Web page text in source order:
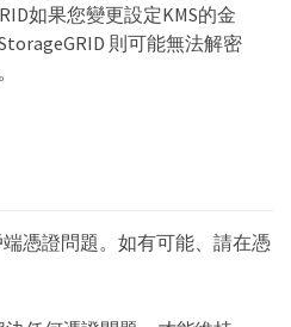
如果您變更設定KMS的金
則可能無法解密
憑證問題。如有可能、請在憑